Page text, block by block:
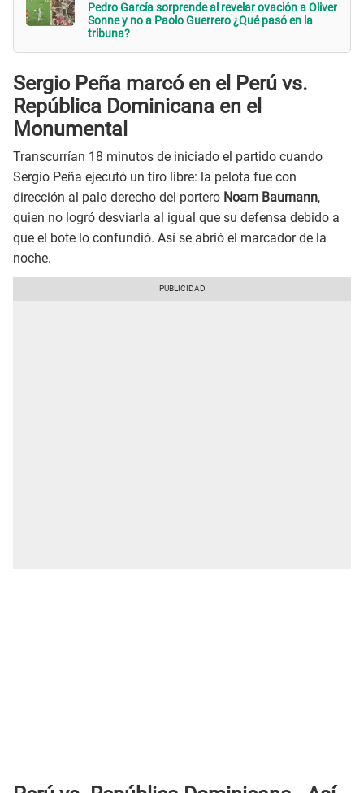
Pedro García sorprende al revelar ovación a Oliver
Sonne y no a Paolo Guerrero ¿Qué pasó en la
tribuna?
Sergio Peña marcó en el Perú vs.
República Dominicana en el
Monumental
Transcurrían 18 minutos de iniciado el partido cuando
Sergio Peña ejecutó un tiro libre: la pelota fue con
dirección al palo derecho del portero Noam Baumann,
quien no logró desviarla al igual que su defensa debido a
que el bote lo confundió. Así se abrió el marcador de la
noche.